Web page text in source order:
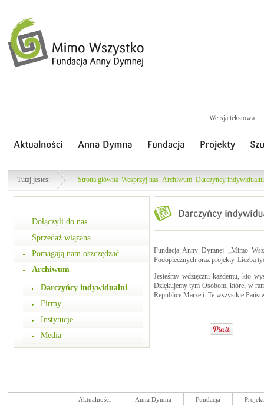
Wersja tekstowa
Tutaj jesteś: Strona główna Wesprzyj nas Archiwum Darczyńcy indywidualni
Dołączyli do nas
Sprzedaż wiązana
Pomagają nam oszczędzać
Archiwum
Darczyńcy indywidualni
Firmy
Instytucje
Media
Fundacja Anny Dymnej „Mimo
Podopiecznych oraz projekty. Liczba
Jesteśmy wdzięczni każdemu, kto
Dziękujemy tym Osobom, które, w
Republice Marzeń. Te wszystkie
Aktualności Anna Dymna Fundacja